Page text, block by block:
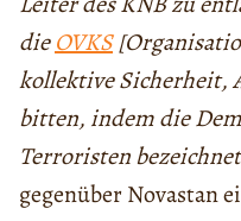
dieOVKS
kollektive Sicherheit,
bitten, indem die
Terroristen
gegenüber Novastan